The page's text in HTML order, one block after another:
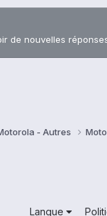
de nouvelles
- Autres
Langue